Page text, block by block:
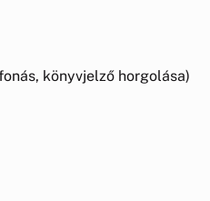
könyvjelző horgolása)